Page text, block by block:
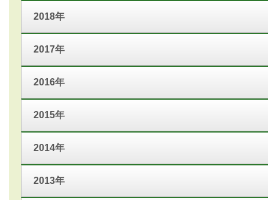
2018年
2017年
2016年
2015年
2014年
2013年